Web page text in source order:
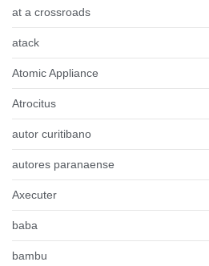
at a crossroads
atack
Atomic Appliance
Atrocitus
autor curitibano
autores paranaense
Axecuter
baba
bambu